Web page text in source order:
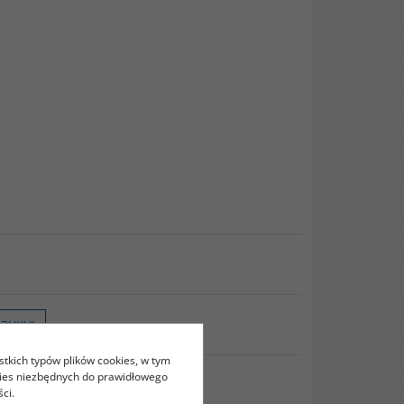
typów plików cookies, w tym
niezbędnych do prawidłowego